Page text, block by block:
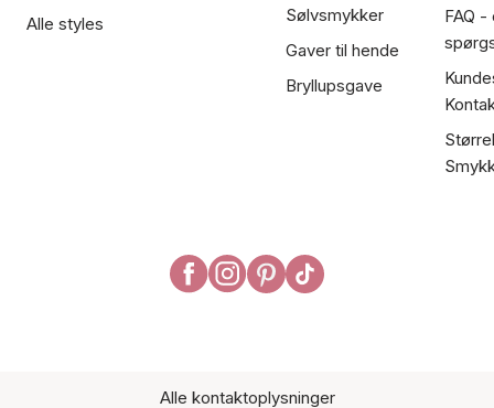
Alle styles
Sølvsmykker
Gaver til hende
Bryllupsgave
FAQ
Alle kontaktoplysninger